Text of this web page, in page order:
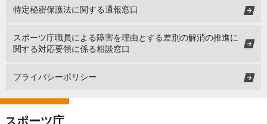
特定秘密保護法に関する通報窓口
スポーツ庁職員による障害を理由とする差別の解消の推進に
関する対応要領に係る相談窓口
プライバシーポリシー
スポーツ庁